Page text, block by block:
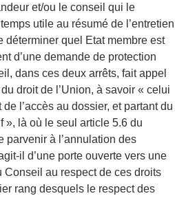
et/ou le conseil qui le
utile au résumé de l’entretien
déterminer quel Etat membre est
d’une demande de protection
dans ces deux arrêts, fait appel
droit de l’Union, à savoir « celui
l’accès au dossier, et partant du
», là où le seul article 5.6 du
parvenir à l’annulation des
il d’une porte ouverte vers une
Conseil au respect de ces droits
rang desquels le respect des